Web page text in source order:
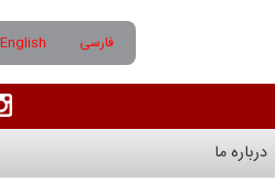
English فارسی
درباره ما